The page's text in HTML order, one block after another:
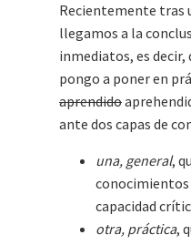
Recientemente tras
llegamos a la
inmediatos, es decir,
pongo a poner en
aprendido
ante dos capas de
una, general,
conocimientos
capacidad
otra, práctica,